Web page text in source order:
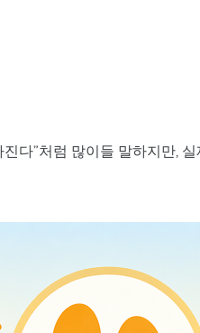
다”처럼 많이들 말하지만,